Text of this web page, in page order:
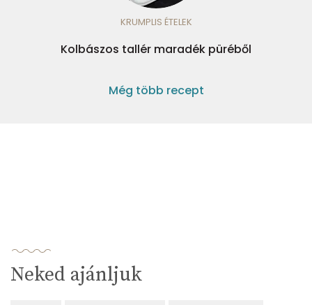
KRUMPLIS ÉTELEK
Kolbászos tallér maradék püréből
Még több recept
Neked ajánljuk